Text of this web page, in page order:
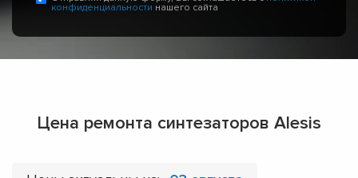
конфиденциальности нашего сайта
Цена ремонта синтезаторов Alesis